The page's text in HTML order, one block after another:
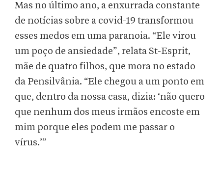
Mas no último ano, a enxurrada constante
de notícias sobre a covid-19 transformou
esses medos em uma paranoia. “Ele virou
um poço de ansiedade”, relata St-Esprit,
mãe de quatro filhos, que mora no estado
da Pensilvânia. “Ele chegou a um ponto em
que, dentro da nossa casa, dizia: ‘não quero
que nenhum dos meus irmãos encoste em
mim porque eles podem me passar o
vírus.’”